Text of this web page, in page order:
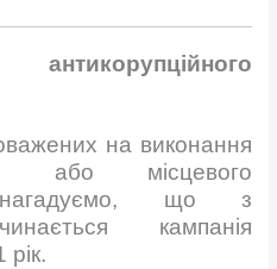
на виконання
або місцевого
нагадуємо, що з
кампанія